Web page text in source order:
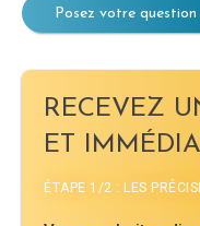
Posez votre question
RECEVEZ
ET
ÉTAPE 1/2 : LES